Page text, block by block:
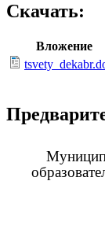
Скачать:
Вложение